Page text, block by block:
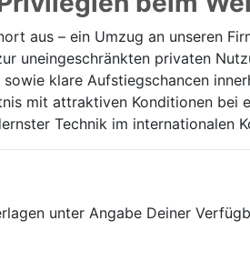
aus – ein Umzug an unseren
uneingeschränkten privaten
klare Aufstiegschancen
mit attraktiven Konditionen bei
Technik im internationalen
unter Angabe Deiner